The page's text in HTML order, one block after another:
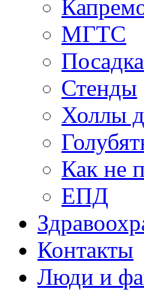
МГТС
Стенды
Холлы
Как не
ЕПД
Контакты
Люди и